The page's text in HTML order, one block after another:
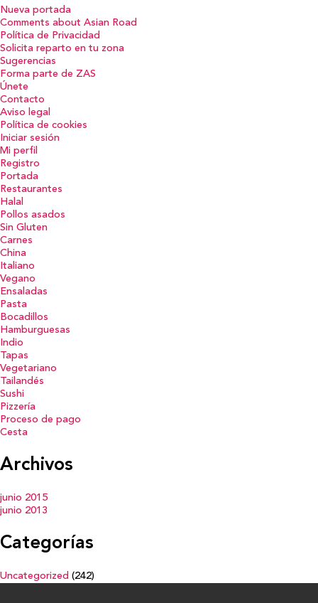
Nueva portada
Comments about Asian Road
Política de Privacidad
Solicita reparto en tu zona
Sugerencias
Forma parte de ZAS
Únete
Contacto
Aviso legal
Política de cookies
Iniciar sesión
Mi perfil
Registro
Portada
Restaurantes
Halal
Pollos asados
Sin Gluten
Carnes
China
Italiano
Vegano
Ensaladas
Pasta
Bocadillos
Hamburguesas
Indio
Tapas
Vegetariano
Tailandés
Sushi
Pizzería
Proceso de pago
Cesta
Archivos
junio 2015
junio 2013
Categorías
Uncategorized (242)